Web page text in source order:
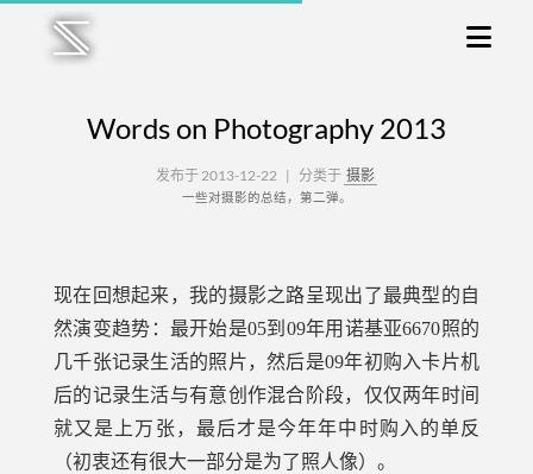
Words on Photography 2013
发布于 2013-12-22 | 分类于 摄影
一些对摄影的总结，第二弹。
现在回想起来，我的摄影之路呈现出了最典型的自
然演变趋势：最开始是05到09年用诺基亚6670照的
几千张记录生活的照片，然后是09年初购入卡片机
后的记录生活与有意创作混合阶段，仅仅两年时间
就又是上万张，最后才是今年年中时购入的单反
（初衷还有很大一部分是为了照人像）。